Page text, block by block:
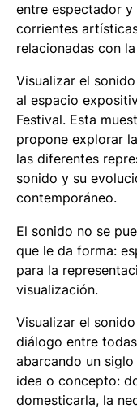
entre espectador
corrientes
relacionadas con
Visualizar el sonido
al espacio
Festival. Esta
propone explorar
las diferentes
sonido y su
contemporáneo.
El sonido no se
que le da forma:
para la
visualización.
Visualizar el sonido
diálogo entre
abarcando un
idea o concepto:
domesticarla, la